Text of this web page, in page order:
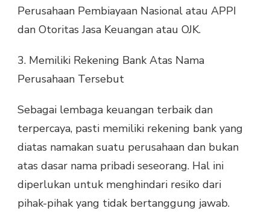
Perusahaan Pembiayaan Nasional atau APPI
dan Otoritas Jasa Keuangan atau OJK.
3. Memiliki Rekening Bank Atas Nama
Perusahaan Tersebut
Sebagai lembaga keuangan terbaik dan
terpercaya, pasti memiliki rekening bank yang
diatas namakan suatu perusahaan dan bukan
atas dasar nama pribadi seseorang. Hal ini
diperlukan untuk menghindari resiko dari
pihak-pihak yang tidak bertanggung jawab.